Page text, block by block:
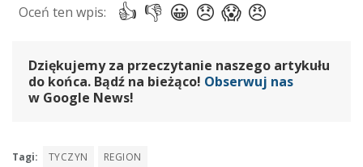
Dziękujemy za przeczytanie naszego artykułu
do końca. Bądź na bieżąco! Obserwuj nas
w Google News!
Tagi: TYCZYN REGION